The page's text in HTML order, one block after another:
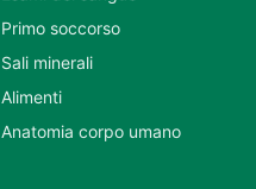
Primo soccorso
Sali minerali
Alimenti
Anatomia corpo umano